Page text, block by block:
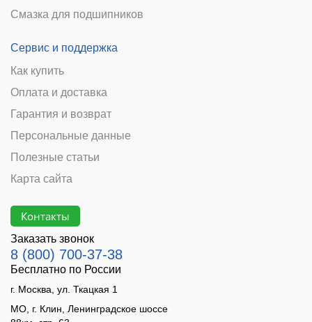
Смазка для подшипников
Сервис и поддержка
Как купить
Оплата и доставка
Гарантия и возврат
Персональные данные
Полезные статьи
Карта сайта
Контакты
Заказать звонок
8 (800) 700-37-38
Бесплатно по России
г. Москва, ул. Ткацкая 1
МО, г. Клин, Ленинградское шоссе